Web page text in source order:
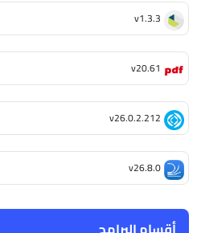
v1.3.3
v20.61
v26.0.2.212
v26.8.0